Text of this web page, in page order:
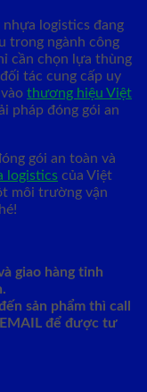
logistics đang
trong ngành công
cần chọn lựa thùng
tác cung cấp uy
thương hiệu Việt
pháp đóng gói an
gói an toàn và
logistics của Việt
môi trường vận
giao hàng tỉnh
sản phẩm thì call
để được tư